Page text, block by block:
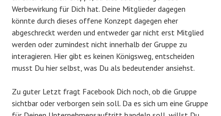
Werbewirkung für Dich hat. Deine Mitglieder dagegen
könnte durch dieses offene Konzept dagegen eher
abgeschreckt werden und entweder gar nicht erst Mitglied
werden oder zumindest nicht innerhalb der Gruppe zu
interagieren. Hier gibt es keinen Königsweg, entscheiden
musst Du hier selbst, was Du als bedeutender ansiehst.
Zu guter Letzt fragt Facebook Dich noch, ob die Gruppe
sichtbar oder verborgen sein soll. Da es sich um eine Gruppe